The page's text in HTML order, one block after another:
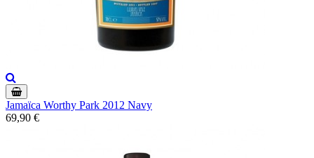
Jamaïca Worthy Park 2012 Navy
69,90 €